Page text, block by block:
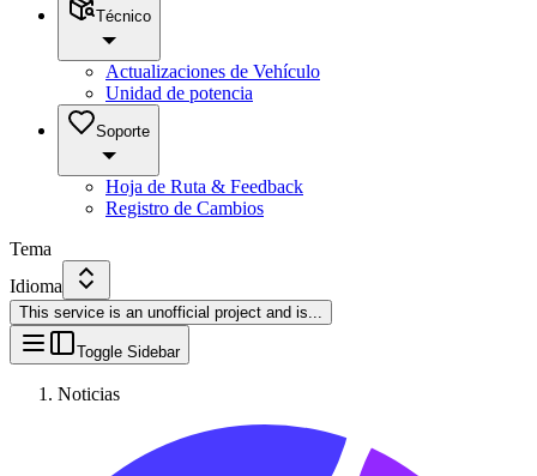
Técnico
Actualizaciones de Vehículo
Unidad de potencia
Soporte
Hoja de Ruta & Feedback
Registro de Cambios
Tema
Idioma
This service is an unofficial project and is...
Toggle Sidebar
Noticias